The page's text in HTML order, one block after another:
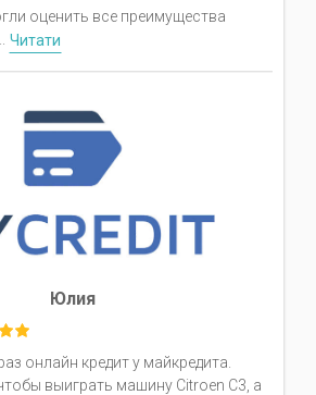
оценить все преимущества
Читати
Юлия
онлайн кредит у майкредита.
выиграть машину Сitroen C3, а